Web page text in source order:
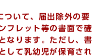
ついて、届出除外の要
フレット等の書面で確
なります。ただし、書
して乳幼児が保育され